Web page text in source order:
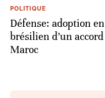
POLITIQUE
Défense: adoption
brésilien d’un
Maroc